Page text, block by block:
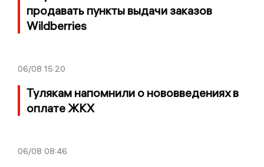
продавать пункты выдачи заказов
Wildberries
06/08 15:20
Тулякам напомнили о нововведениях в
оплате ЖКХ
06/08 08:46